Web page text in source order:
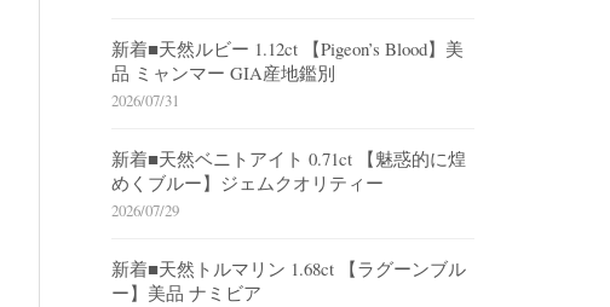
新着■天然ルビー 1.12ct 【Pigeon’s Blood】美
品 ミャンマー GIA産地鑑別
2026/07/31
新着■天然ベニトアイト 0.71ct 【魅惑的に煌
めくブルー】ジェムクオリティー
2026/07/29
新着■天然トルマリン 1.68ct 【ラグーンブル
ー】美品 ナミビア